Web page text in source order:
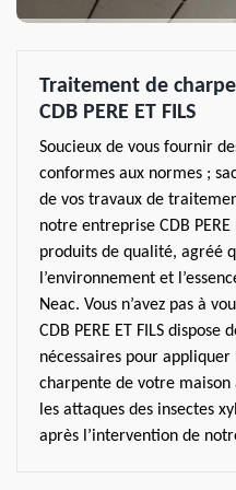
Traitement de
CDB PERE ET FILS
Soucieux de vous fournir
conformes aux normes ;
de vos travaux de
notre entreprise CDB
produits de qualité, agréé
l’environnement et
Neac. Vous n’avez pas à
CDB PERE ET FILS
nécessaires pour
charpente de votre
les attaques des insectes
après l’intervention de